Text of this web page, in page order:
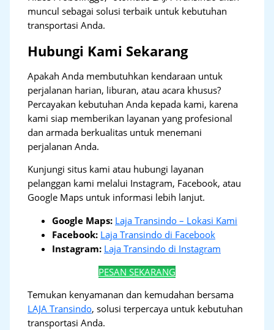
muncul sebagai solusi terbaik untuk kebutuhan
transportasi Anda.
Hubungi Kami Sekarang
Apakah Anda membutuhkan kendaraan untuk
perjalanan harian, liburan, atau acara khusus?
Percayakan kebutuhan Anda kepada kami, karena
kami siap memberikan layanan yang profesional
dan armada berkualitas untuk menemani
perjalanan Anda.
Kunjungi situs kami atau hubungi layanan
pelanggan kami melalui Instagram, Facebook, atau
Google Maps untuk informasi lebih lanjut.
Google Maps: Laja Transindo – Lokasi Kami
Facebook: Laja Transindo di Facebook
Instagram: Laja Transindo di Instagram
PESAN SEKARANG
Temukan kenyamanan dan kemudahan bersama
LAJA Transindo, solusi terpercaya untuk kebutuhan
transportasi Anda.